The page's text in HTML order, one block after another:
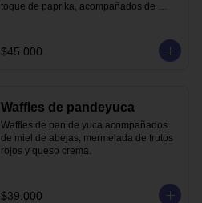
toque de paprika, acompañados de
$45.000
Waffles de pandeyuca
Waffles de pan de yuca acompañados
de miel de abejas, mermelada de frutos
rojos y queso crema.
$39.000